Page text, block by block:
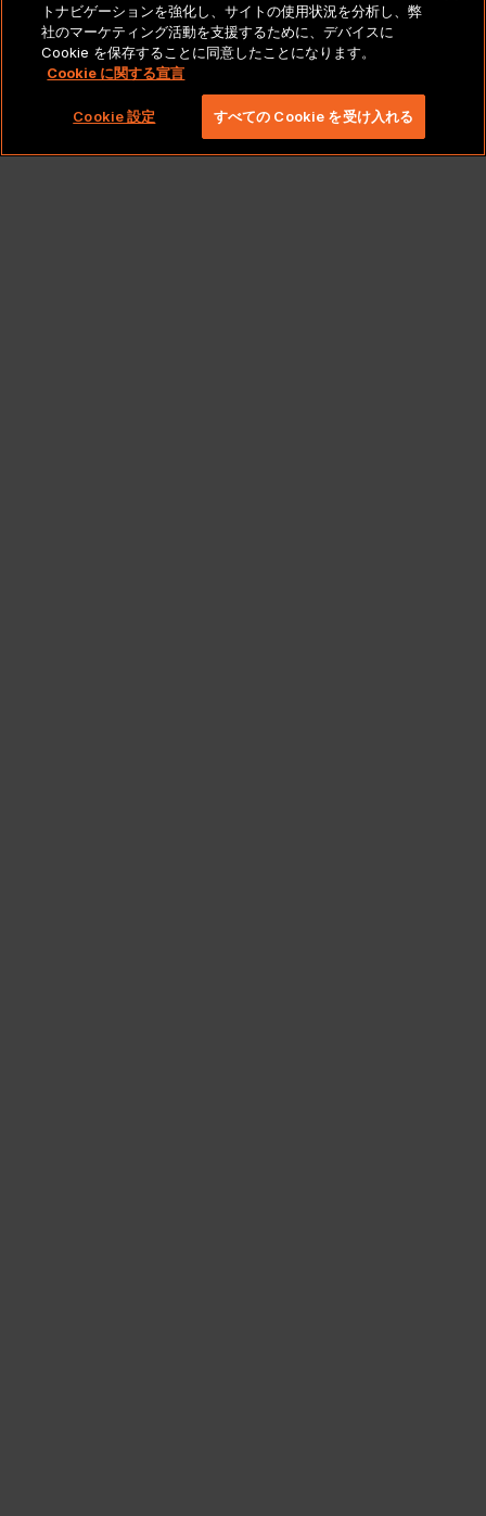
法的通知とポリシー
Copyright 2026 Lionbridge Technologies、LLC. All
rights reserved。
トナビゲーションを強化し、サイトの使用状況を分析し、弊
社のマーケティング活動を支援するために、デバイスに
Cookie を保存することに同意したことになります。
Cookie に関する宣言
Cookie 設定 すべての Cookie を受け入れる